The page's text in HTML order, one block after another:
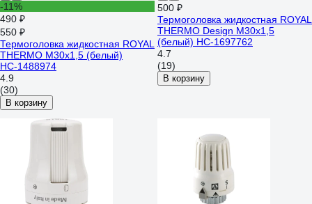
-11%
490 ₽
550 ₽
Термоголовка жидкостная ROYAL
THERMO М30x1,5 (белый)
НС-1488974
4.9
(30)
В корзину
500 ₽
Термоголовка жидкостная ROYAL
THERMO Design М30x1,5
(белый) НС-1697762
4.7
(19)
В корзину